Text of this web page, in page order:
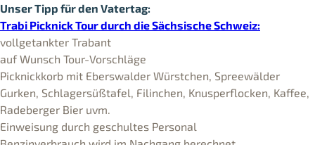
Unser Tipp für den Vatertag:
Trabi Picknick Tour durch die Sächsische Schweiz:
vollgetankter Trabant
auf Wunsch Tour-Vorschläge
Picknickkorb mit Eberswalder Würstchen, Spreewälder
Gurken, Schlagersüßtafel, Filinchen, Knusperflocken, Kaffee,
Radeberger Bier uvm.
Einweisung durch geschultes Personal